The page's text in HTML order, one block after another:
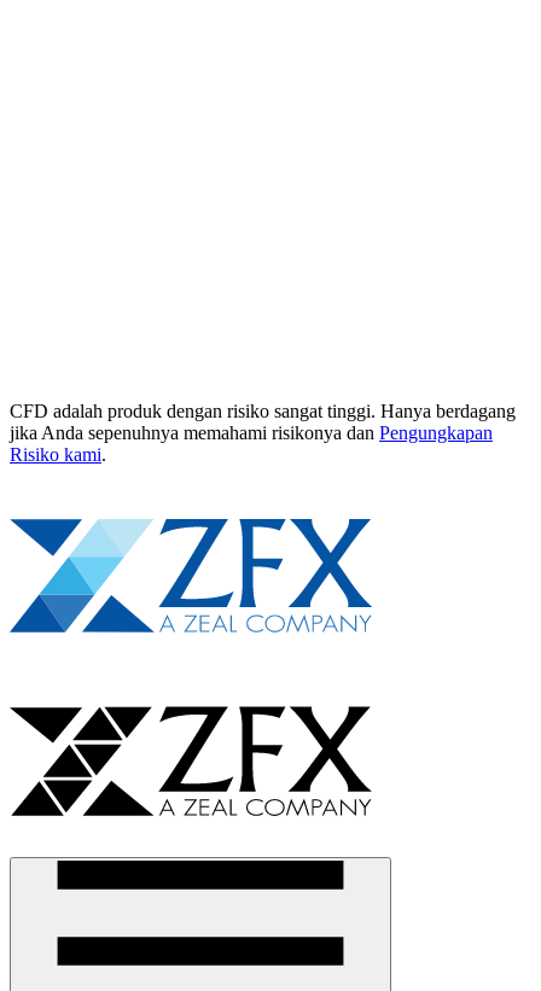
CFD adalah produk dengan risiko sangat tinggi. Hanya berdagang
jika Anda sepenuhnya memahami risikonya dan Pengungkapan
Risiko kami.